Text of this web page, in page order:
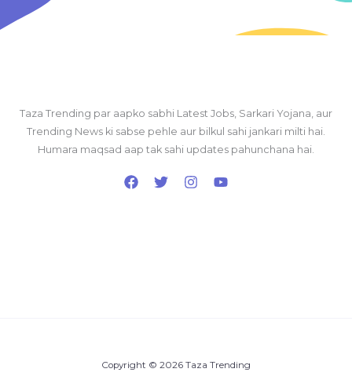
Taza Trending par aapko sabhi Latest Jobs, Sarkari Yojana, aur
Trending News ki sabse pehle aur bilkul sahi jankari milti hai.
Humara maqsad aap tak sahi updates pahunchana hai.
Copyright © 2026 Taza Trending